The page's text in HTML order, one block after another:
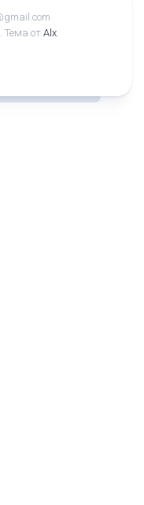
. Тема от Alx.